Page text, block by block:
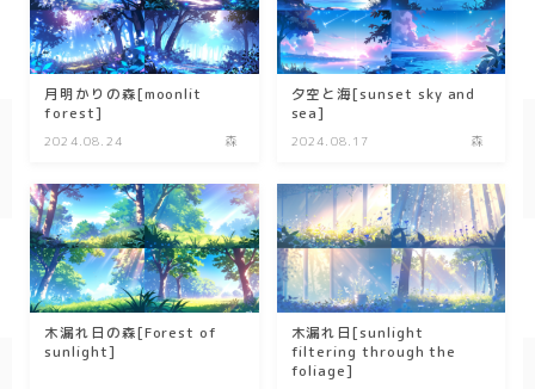
冬/winter
夏/summer
自然
森
海
空
月明かりの森[moonlit
forest]
2024.08.24 森
夕空と海[sunset sky and
sea]
2024.08.17 森
木漏れ日の森[Forest of
sunlight]
木漏れ日[sunlight
filtering through the
foliage]